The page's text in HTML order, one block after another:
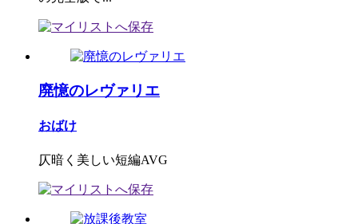
廃憶のレヴァリエ
おばけ
仄暗く美しい短編AVG